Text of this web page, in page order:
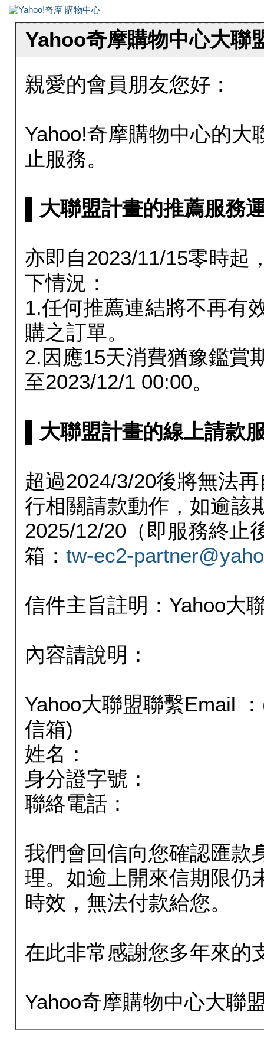
Yahoo奇摩購物中心大聯
親愛的會員朋友您好：
Yahoo!奇摩購物中心的大
止服務。
▌大聯盟計畫的推薦服務
亦即自2023/11/15零時起
下情況：
1.任何推薦連結將不再有
購之訂單。
2.因應15天消費猶豫鑑賞
至2023/12/1 00:00。
▌大聯盟計畫的線上請款
超過2024/3/20後將無法
行相關請款動作，如逾該
2025/12/20（即服務終止
箱： tw-ec2-
信件主旨註明：Yahoo大
內容請說明：
Yahoo大聯盟聯繫Email
信箱)
姓名：
身分證字號：
聯絡電話：
我們會回信向您確認匯款
理。如逾上開來信期限仍
時效，無法付款給您。
在此非常感謝您多年來的
Yahoo奇摩購物中心大